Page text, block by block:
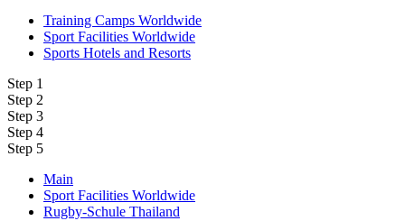
Training Camps Worldwide
Sport Facilities Worldwide
Sports Hotels and Resorts
Step 1
Step 2
Step 3
Step 4
Step 5
Main
Sport Facilities Worldwide
Rugby-Schule Thailand